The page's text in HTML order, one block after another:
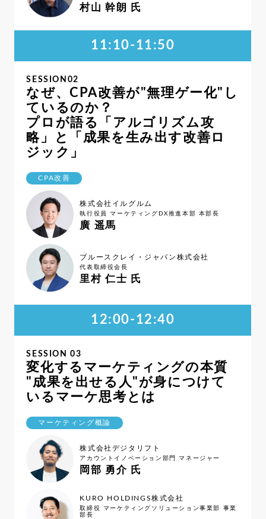
村山 幹朗 氏
11:10-11:50
SESSION02
なぜ、CPA改善が"無理ゲー化"し
ているのか？
プロが語る「アルゴリズム攻
略」と「成果を生み出す改善ロ
ジック」
CPA改善
株式会社イルグルム
執行役員 マーケティングDX推進本部 本部長
廣 遥馬
ブルースクレイ・ジャパン株式会社
代表取締役会長
里村 仁士 氏
12:00-12:40
SESSION 03
変化するマーケティングの本質
"成果を出せる人"が身につけて
いるマーケ思考とは
マーケティング概論
株式会社デジタリフト
アカウントイノベーション部門 マネージャー
岡部 勇介 氏
KURO HOLDINGS株式会社
取締役 マーケティングソリューション事業部 事業
部長